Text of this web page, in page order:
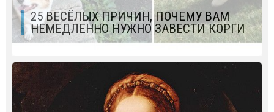
25 ВЕСЁЛЫХ ПРИЧИН, ПОЧЕМУ ВАМ
НЕМЕДЛЕННО НУЖНО ЗАВЕСТИ КОРГИ